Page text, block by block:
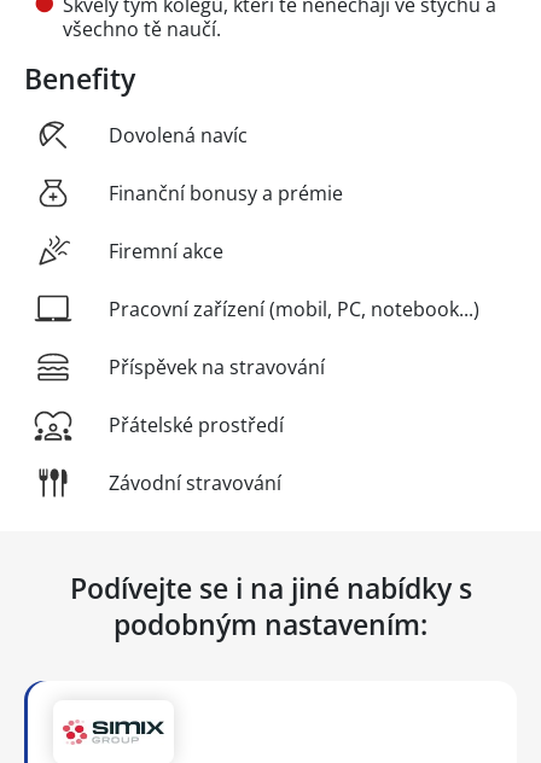
všechno tě naučí.
Benefity
Dovolená navíc
Finanční bonusy a prémie
Firemní akce
Pracovní zařízení (mobil, PC, notebook...)
Příspěvek na stravování
Přátelské prostředí
Závodní stravování
Podívejte se i na jiné nabídky s
podobným nastavením: